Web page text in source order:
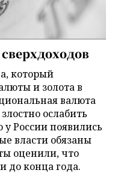
который
и золота в
валюта
ослабить
у России появились
власти обязаны
оценили, что
до конца года.